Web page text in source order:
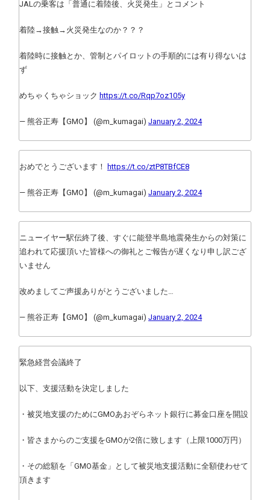
JALの乗客は「普通に着陸後、火災発生」とコメント
着陸→接触→火災発生なのか？？？
着陸時に接触とか、管制とパイロットの手順的には有り得ないは
ず
めちゃくちゃショック https://t.co/Rqp7oz105y
— 熊谷正寿【GMO】 (@m_kumagai) January 2, 2024
おめでとうございます！ https://t.co/ztP8TBfCE8
— 熊谷正寿【GMO】 (@m_kumagai) January 2, 2024
ニューイヤー駅伝終了後、すぐに能登半島地震発生からの対策に
追われて応援頂いた皆様への御礼とご報告が遅くなり申し訳ござ
いません
改めましてご声援ありがとうございました…
— 熊谷正寿【GMO】 (@m_kumagai) January 2, 2024
緊急経営会議終了
以下、支援活動を決定しました
・被災地支援のためにGMOあおぞらネット銀行に募金口座を開設
・皆さまからのご支援をGMOが2倍に致します（上限1000万円）
・その総額を「GMO基金」として被災地支援活動に全額使わせて
頂きます